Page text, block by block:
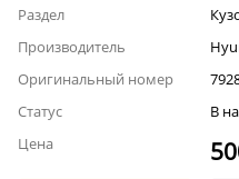
Раздел
Производитель
Оригинальный номер
Статус
В
Цена